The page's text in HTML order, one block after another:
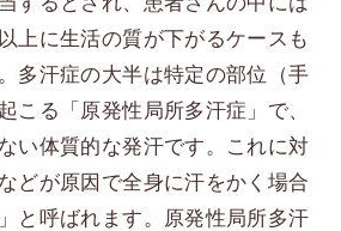
上に生活の質が下がるケースも
多汗症の大半は特定の部位（手
こる「原発性局所多汗症」で、
い体質的な発汗です。これに対
どが原因で全身に汗をかく場合
と呼ばれます。原発性局所多汗